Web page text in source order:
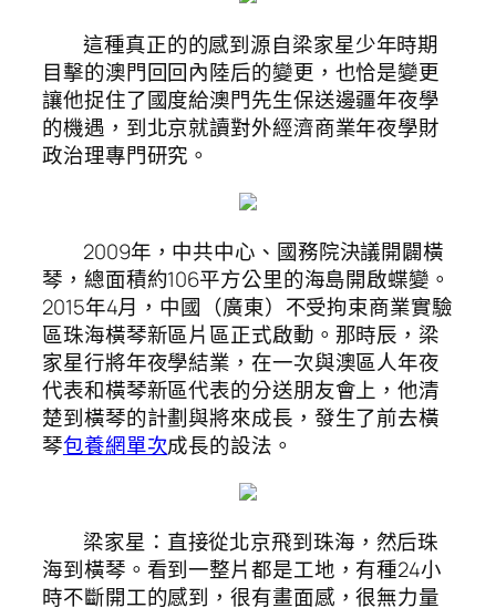
這種真正的的感到源自梁家星少年時期
目擊的澳門回回內陸后的變更，也恰是變更
讓他捉住了國度給澳門先生保送邊疆年夜學
的機遇，到北京就讀對外經濟商業年夜學財
政治理專門研究。
2009年，中共中心、國務院決議開闢橫
琴，總面積約106平方公里的海島開啟蝶變。
2015年4月，中國（廣東）不受拘束商業實驗
區珠海橫琴新區片區正式啟動。那時辰，梁
家星行將年夜學結業，在一次與澳區人年夜
代表和橫琴新區代表的分送朋友會上，他清
楚到橫琴的計劃與將來成長，發生了前去橫
琴包養網單次成長的設法。
梁家星：直接從北京飛到珠海，然后珠
海到橫琴。看到一整片都是工地，有種24小
時不斷開工的感到，很有畫面感，很無力量